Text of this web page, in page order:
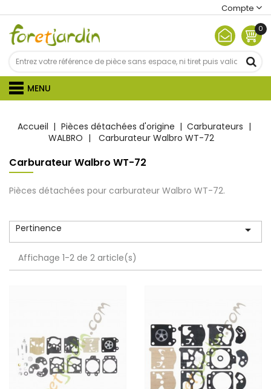
Compte
0
MENU
Accueil Pièces détachées d'origine
Carburateurs
WALBRO
Carburateur Walbro WT-72
Carburateur Walbro WT-72
Pièces détachées pour carburateur Walbro WT-72.
Pertinence 
Affichage 1-2 de 2 article(s)